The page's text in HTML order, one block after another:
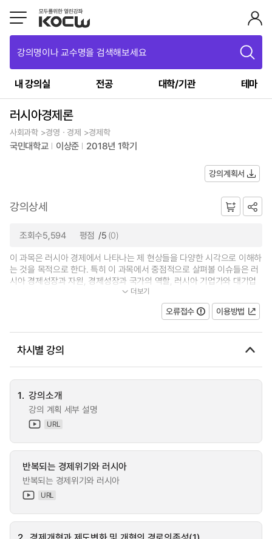
강의명이나 교수명을 검색해보세요
내 강의실 전공 대학/기관 테마
러시아경제론
사회과학 >경영ㆍ경제 >경제학
국민대학교 이상준 2018년 1학기
강의계획서
강의상세
조회수5,594 평점 /5 (0)
이 과목은 러시아 경제에서 나타나는 제 현상들을 다양한 시각으로 이해하
는 것을 목적으로 한다. 특히 이 과목에서 중점적으로 살펴볼 이슈들은 러
시아 경제성장과 자원, 경제성장과 국가의 역할, 러시아 기업가와 대기업
집단, 외국자본의 러시아 유입과 러...더보기
오류접수 이용방법
차시별 강의
1. 강의소개
강의 계획 세부 설명
URL
반복되는 경제위기와 러시아
반복되는 경제위기와 러시아
URL